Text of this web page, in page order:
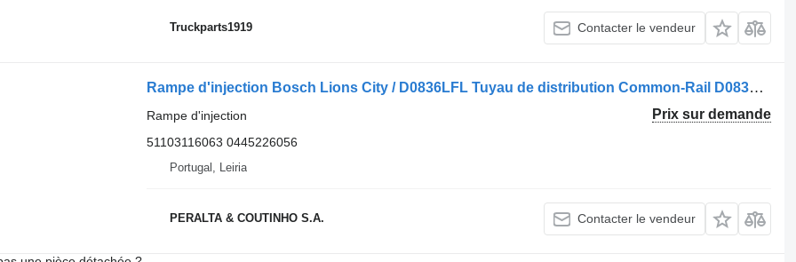
Truckparts1919 Contacter le vendeur
Rampe d'injection Bosch Lions City / D0836LFL Tuyau de distribution Common-Rail D0836LFL ; 51103116063 pour camion MAN TGL / TGM
Prix sur demande
Rampe d'injection
51103116063 0445226056
Portugal, Leiria
PERALTA & COUTINHO S.A. Contacter le vendeur